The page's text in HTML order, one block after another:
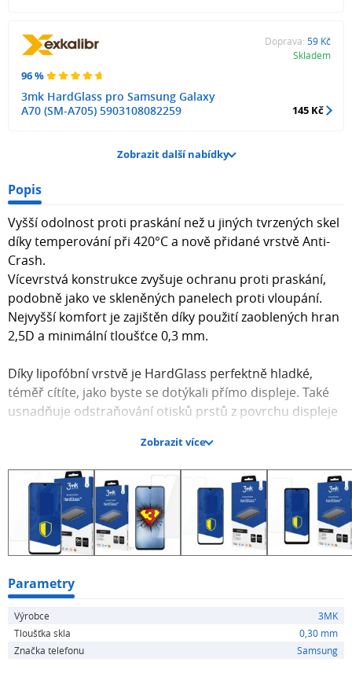
96 %
3mk HardGlass pro Samsung Galaxy
A70 (SM-A705) 5903108082259
Doprava: 59 Kč
Skladem
145 Kč
Zobrazit další nabídky
Popis
Vyšší odolnost proti praskání než u jiných tvrzených skel
díky temperování při 420°C a nově přidané vrstvě Anti-
Crash.
Vícevrstvá konstrukce zvyšuje ochranu proti praskání,
podobně jako ve skleněných panelech proti vloupání.
Nejvyšší komfort je zajištěn díky použití zaoblených hran
2,5D a minimální tloušťce 0,3 mm.
Díky lipofóbní vrstvě je HardGlass perfektně hladké,
téměř cítíte, jako byste se dotýkali přímo displeje. Také
usnadňuje odstraňování otisků prstů z povrchu displeje
Rychlá aplikace bez bublinek díky nelepivé látce Inviscid-
Sil™ a polohovacím štítkům Fit-In™, které pomáhají
přesně umístit sklo na displej.
Souprava obsahuje: HardGlass, Fit-In™ polohovací štítky,
hadřík.
Rozměry balení: 19x11x0,8 cm (VxŠxH)
Váha: 48,70g
Zobrazit více
Parametry
Výrobce
3MK
Tloušťka skla
0,30 mm
Značka telefonu
Samsung